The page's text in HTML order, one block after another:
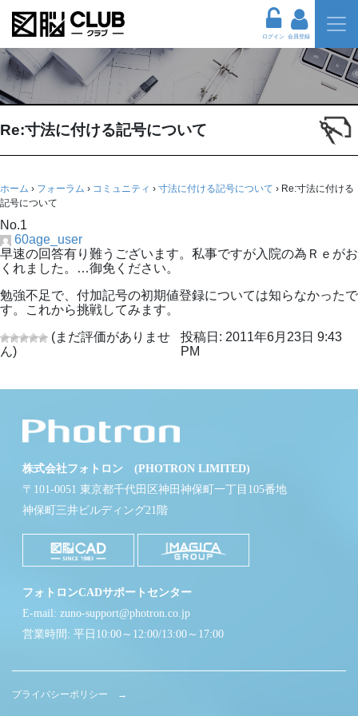
ログイン 会員登録
Re:寸法に付ける記号について
ホーム › フォーラム › コミュニティ › 寸法に付ける記号について › Re:寸法に付ける
記号について
No.1
60age_user
早速の回答有り難うございます。私事ですが入院の為Ｒｅがお
くれました。…御免ください。
勉強不足で、付加記号の初期値登録については知らなかったで
す。これから挑戦してみます。
(まだ評価がありませ
ん)
投稿日: 2011年6月23日 9:43
PM
株式会社フォトロン (PHOTRON LIMITED)
〒101-0051 東京都千代田区神田神保町一丁目105番地
神保町三井ビルディング21階
フォトロンCADサポートセンター
E-mail: zuno-support@photron.co.jp
営業時間: 平日10:00～12:00/13:00～17:00
プライバシーポリシー →